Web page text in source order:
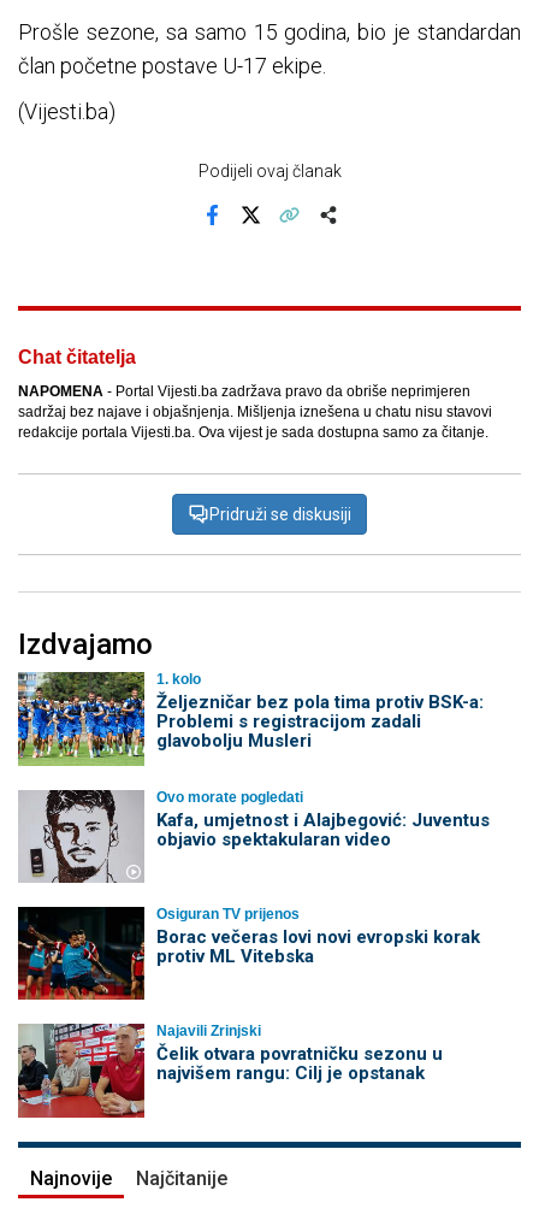
Prošle sezone, sa samo 15 godina, bio je standardan
član početne postave U-17 ekipe.
(Vijesti.ba)
Podijeli ovaj članak
Chat čitatelja
NAPOMENA - Portal Vijesti.ba zadržava pravo da obriše neprimjeren
sadržaj bez najave i objašnjenja. Mišljenja iznešena u chatu nisu stavovi
redakcije portala Vijesti.ba. Ova vijest je sada dostupna samo za čitanje.
Pridruži se diskusiji
Izdvajamo
1. kolo
Željezničar bez pola tima protiv BSK-a:
Problemi s registracijom zadali
glavobolju Musleri
Ovo morate pogledati
Kafa, umjetnost i Alajbegović: Juventus
objavio spektakularan video
Osiguran TV prijenos
Borac večeras lovi novi evropski korak
protiv ML Vitebska
Najavili Zrinjski
Čelik otvara povratničku sezonu u
najvišem rangu: Cilj je opstanak
Najnovije Najčitanije